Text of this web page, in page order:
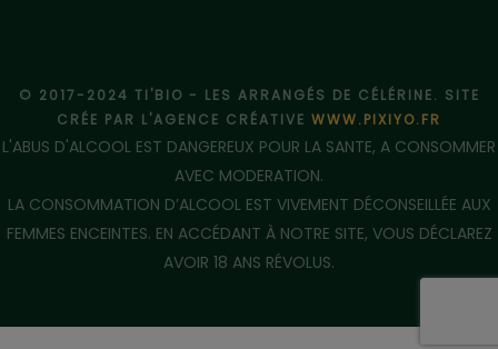
© 2017-2024 TI'BIO - LES ARRANGÉS DE CÉLÉRINE. SITE
CRÉE PAR L'AGENCE CRÉATIVE WWW.PIXIYO.FR
L'ABUS D'ALCOOL EST DANGEREUX POUR LA SANTE, A CONSOMMER
AVEC MODERATION.
LA CONSOMMATION D’ALCOOL EST VIVEMENT DÉCONSEILLÉE AUX
FEMMES ENCEINTES. EN ACCÉDANT À NOTRE SITE, VOUS DÉCLAREZ
AVOIR 18 ANS RÉVOLUS.